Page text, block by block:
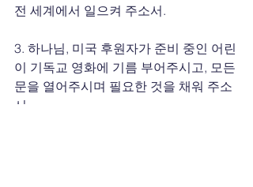
전 세계에서 일으켜 주소서.
3. 하나님, 미국 후원자가 준비 중인 어린
이 기독교 영화에 기름 부어주시고, 모든
문을 열어주시며 필요한 것을 채워 주소
서.